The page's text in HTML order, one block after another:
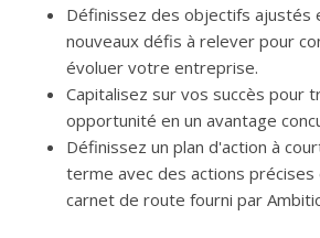
Définissez des objectifs ajustés
nouveaux défis à relever pour
évoluer votre entreprise.
Capitalisez sur vos succès pour
opportunité en un avantage
Définissez un plan d'action à
terme avec des actions précises
carnet de route fourni par